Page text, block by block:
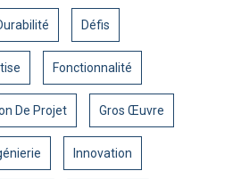
Défis
Fonctionnalité
De Projet Gros Œuvre
Innovation